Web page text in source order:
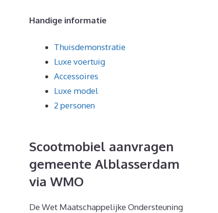
Handige informatie
Thuisdemonstratie
Luxe voertuig
Accessoires
Luxe model
2 personen
Scootmobiel aanvragen
gemeente Alblasserdam
via WMO
De Wet Maatschappelijke Ondersteuning